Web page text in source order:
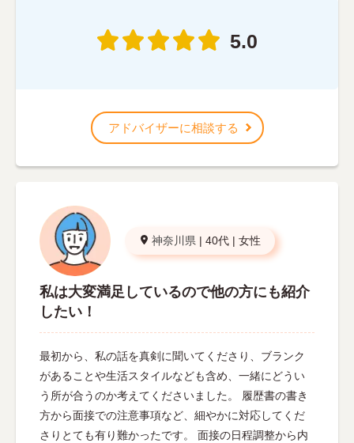
5.0
アドバイザーに相談する
神奈川県 | 40代 | 女性
私は大変満足しているので他の方にも紹介
したい！
最初から、私の話を真剣に聞いてくださり、ブランク
があることや生活スタイルなども含め、一緒にどうい
う所が合うのか考えてくださいました。 履歴書の書き
方から面接での注意事項など、細やかに対応してくだ
さりとても有り難かったです。 面接の日程調整から内